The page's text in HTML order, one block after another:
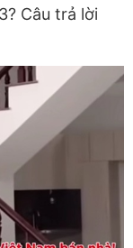
Câu trả lời